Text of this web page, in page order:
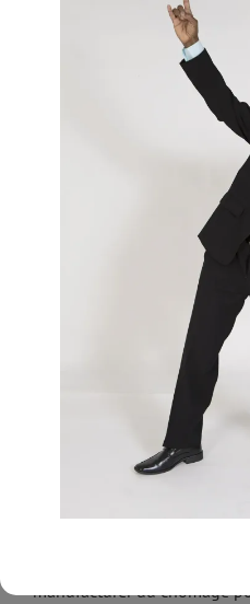
Maintenant vous savez que
intérêts haïtiens, René
contrôle du développement
des opportunités d’affaires,
mangeur boulimique qui
de toujours et en toute
défenseur des intérêts
Si après vous avoir raconté
toujours voir Haïti sous
politique, économique et
qu’avec leurs inconduites,
politicailleries, leur absence
grand-goûts
depuis longtemps et à
étrangers, le droit de regard
économique et social d’Haïti.
manufacturer du chômage